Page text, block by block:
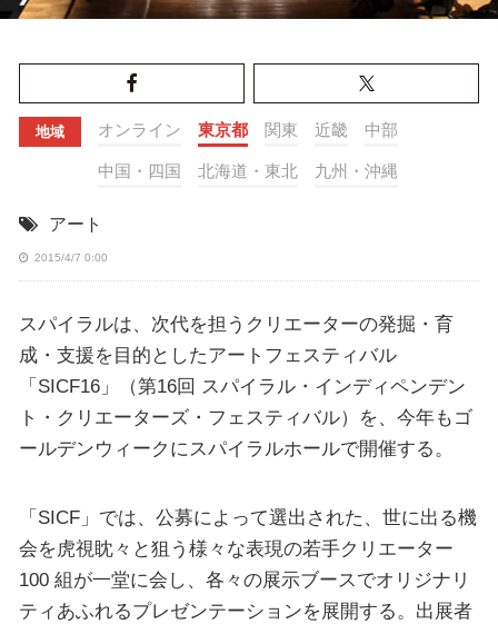
地域 オンライン 東京都 関東 近畿 中部
中国・四国 北海道・東北 九州・沖縄
アート
2015/4/7 0:00
スパイラルは、次代を担うクリエーターの発掘・育
成・支援を目的としたアートフェスティバル
「SICF16」（第16回 スパイラル・インディペンデン
ト・クリエーターズ・フェスティバル）を、今年もゴ
ールデンウィークにスパイラルホールで開催する。
「SICF」では、公募によって選出された、世に出る機
会を虎視眈々と狙う様々な表現の若手クリエーター
100 組が一堂に会し、各々の展示ブースでオリジナリ
ティあふれるプレゼンテーションを展開する。出展者